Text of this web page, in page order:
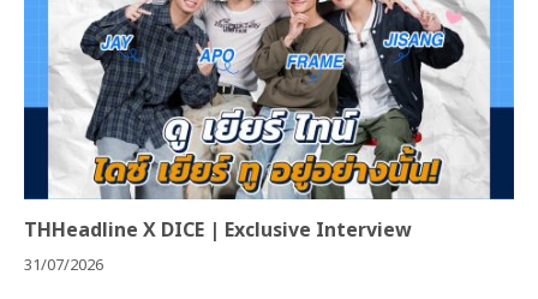
THHeadline X DICE | Exclusive Interview
31/07/2026